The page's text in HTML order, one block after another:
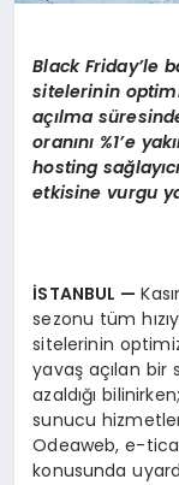
Black Friday’le
sitelerinin
açılma
oranını %1’e
hosting sağlay
etkisine vurgu
İSTANBUL —
sezonu tüm
sitelerinin
yavaş açılan bir
azaldığı
sunucu
Odeaweb, e-
konusunda